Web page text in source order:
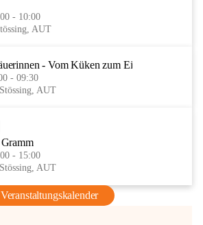
- 10:00
AUT
- Vom Küken zum Ei
- 09:30
AUT
- 15:00
AUT
Veranstaltungskalender